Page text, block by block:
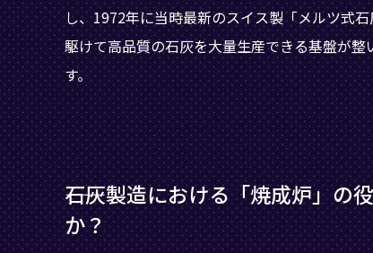
し、1972年に当時最新のスイス製「メルツ式
駆けて高品質の石灰を大量生産できる基盤が
す。
――石灰製造における「焼成炉」
か？